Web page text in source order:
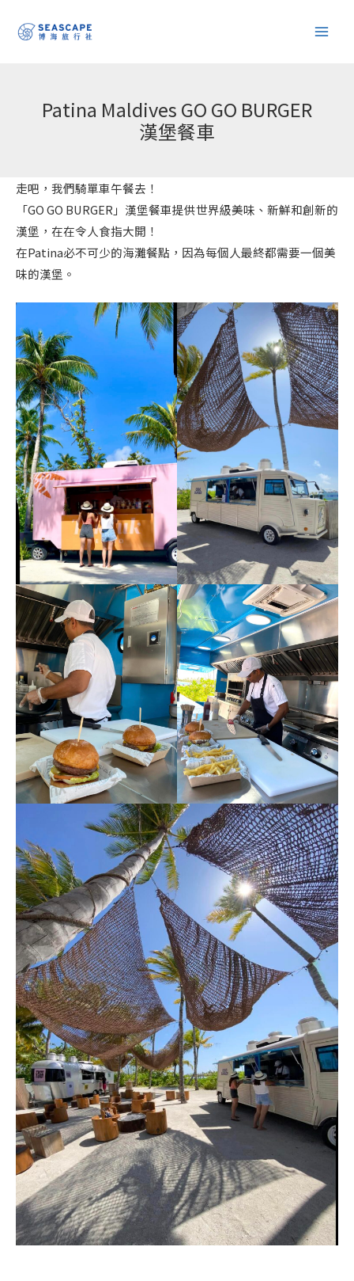
Patina Maldives GO GO BURGER
漢堡餐車
走吧，我們騎單車午餐去！
「GO GO BURGER」漢堡餐車提供世界級美味、新鮮和創新的
漢堡，在在令人食指大開！
在Patina必不可少的海灘餐點，因為每個人最終都需要一個美
味的漢堡。